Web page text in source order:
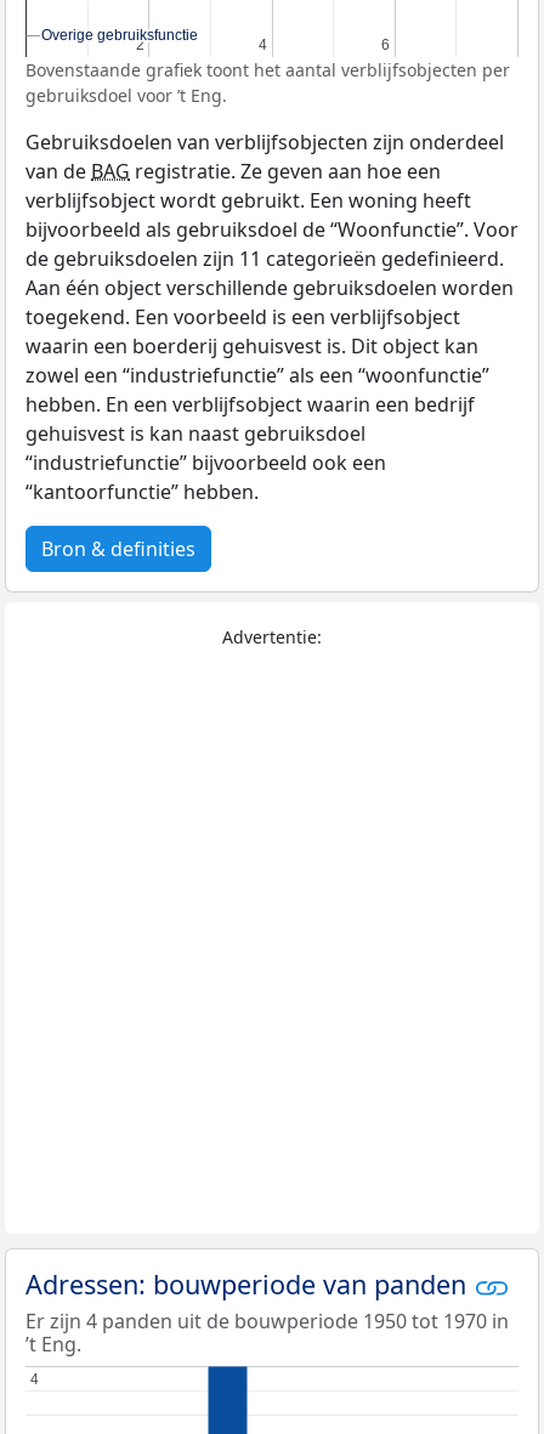
2
2 4
4 6
6
Overige gebruiksfunctie
Overige gebruiksfunctie
Bovenstaande grafiek toont het aantal verblijfsobjecten per
gebruiksdoel voor ’t Eng.
Gebruiksdoelen van verblijfsobjecten zijn onderdeel
van de BAG registratie. Ze geven aan hoe een
verblijfsobject wordt gebruikt. Een woning heeft
bijvoorbeeld als gebruiksdoel de “Woonfunctie”. Voor
de gebruiksdoelen zijn 11 categorieën gedefinieerd.
Aan één object verschillende gebruiksdoelen worden
toegekend. Een voorbeeld is een verblijfsobject
waarin een boerderij gehuisvest is. Dit object kan
zowel een “industriefunctie” als een “woonfunctie”
hebben. En een verblijfsobject waarin een bedrijf
gehuisvest is kan naast gebruiksdoel
“industriefunctie” bijvoorbeeld ook een
“kantoorfunctie” hebben.
Bron & definities
Advertentie:
Adressen: bouwperiode van panden
Er zijn 4 panden uit de bouwperiode 1950 tot 1970 in
’t Eng.
4
4